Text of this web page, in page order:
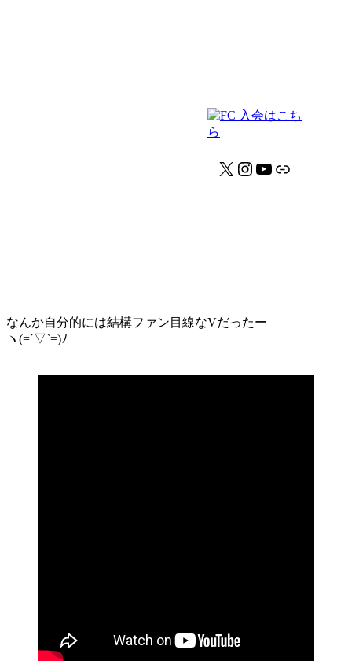
X Instagram YouTube リンク
なんか自分的には結構ファン目線なVだったー
ヽ(=´▽`=)ﾉ